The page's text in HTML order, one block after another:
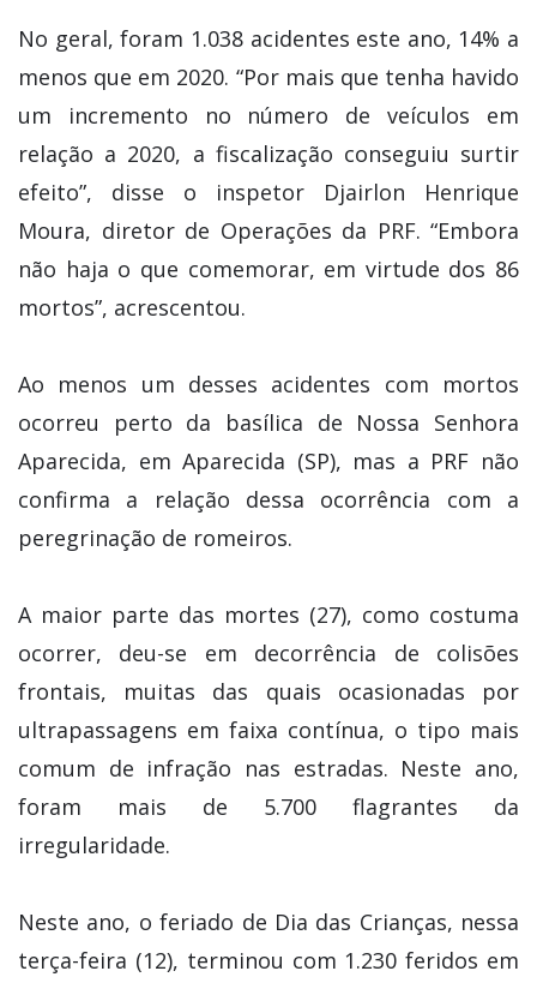
No geral, foram 1.038 acidentes este ano, 14% a
menos que em 2020. “Por mais que tenha havido
um incremento no número de veículos em
relação a 2020, a fiscalização conseguiu surtir
efeito”, disse o inspetor Djairlon Henrique
Moura, diretor de Operações da PRF. “Embora
não haja o que comemorar, em virtude dos 86
mortos”, acrescentou.
Ao menos um desses acidentes com mortos
ocorreu perto da basílica de Nossa Senhora
Aparecida, em Aparecida (SP), mas a PRF não
confirma a relação dessa ocorrência com a
peregrinação de romeiros.
A maior parte das mortes (27), como costuma
ocorrer, deu-se em decorrência de colisões
frontais, muitas das quais ocasionadas por
ultrapassagens em faixa contínua, o tipo mais
comum de infração nas estradas. Neste ano,
foram mais de 5.700 flagrantes da
irregularidade.
Neste ano, o feriado de Dia das Crianças, nessa
terça-feira (12), terminou com 1.230 feridos em